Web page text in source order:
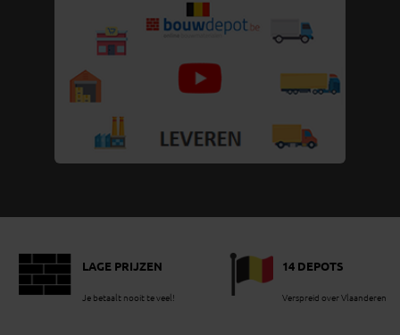
LAGE PRIJZEN
Je betaalt nooit te veel!
14 DEPOTS
Verspreid over Vlaanderen